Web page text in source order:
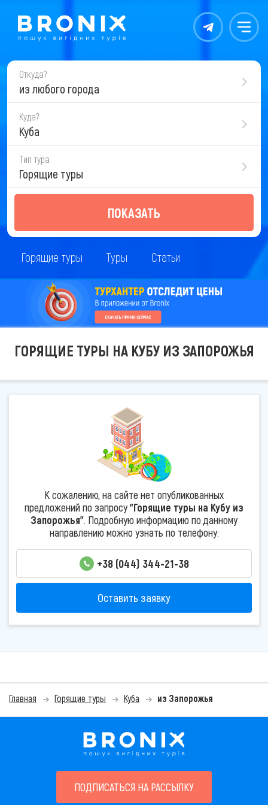
Контакты Меню
Откуда?
из любого города
Куда?
Куба
Тип тура
Горящие туры
ПОКАЗАТЬ
Горящие туры Туры Статьи
ГОРЯЩИЕ ТУРЫ НА КУБУ ИЗ ЗАПОРОЖЬЯ
К сожалению, на сайте нет опубликованных
предложений по запросу"Горящие туры на Кубу из
Запорожья". Подробную информацию по данному
направлению можно узнать по телефону:
+38 (044) 344-21-38
Оставить заявку
Главная Горящие туры Куба из Запорожья
ПОДПИСАТЬСЯ НА РАССЫЛКУ